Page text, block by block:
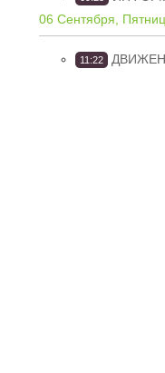
06 Сентября,
11:22